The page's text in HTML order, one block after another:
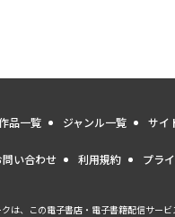
品一覧 ジャンル一覧 サイ
い合わせ 利用規約 プラ
クは、この電子書店・電子書籍配信サー